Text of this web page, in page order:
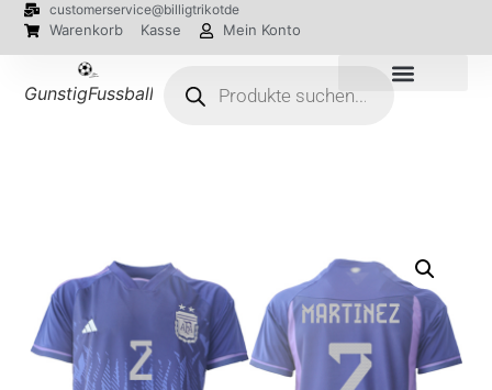
customerservice@billigtrikotde
Warenkorb Kasse Mein Konto
GunstigFussballTrikot